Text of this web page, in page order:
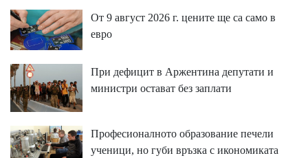
От 9 август 2026 г. цените ще са само в
евро
При дефицит в Аржентина депутати и
министри остават без заплати
Професионалното образование печели
ученици, но губи връзка с икономиката